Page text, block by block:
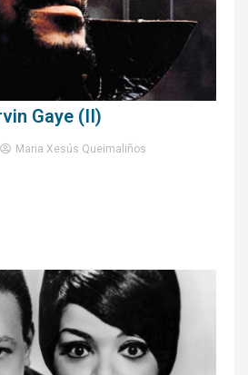
Gaye (II)
Maria Xesús Queimaliños